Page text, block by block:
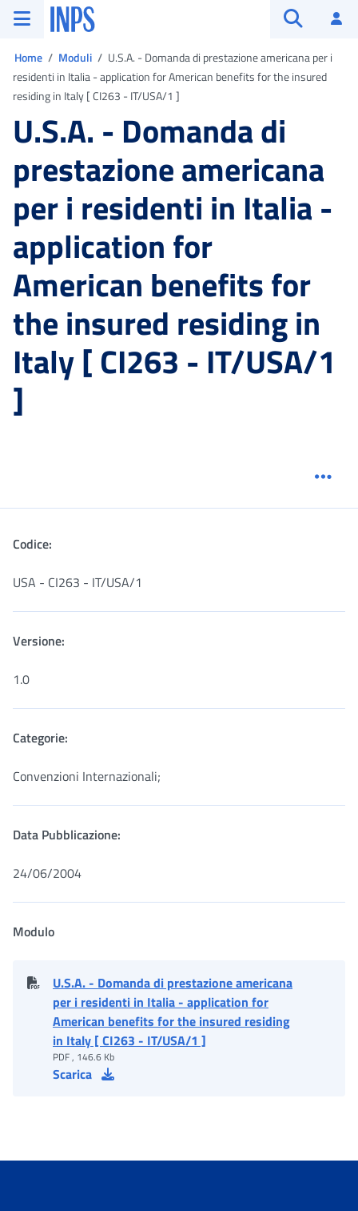
Vai al menu principale
Vai al contenuto principale
Vai al pie' di pagina
INPS ()
Home Moduli
U.S.A. - Domanda di prestazione americana per i
residenti in Italia - application for American benefits for the insured
residing in Italy [ CI263 - IT/USA/1 ]
U.S.A. - Domanda di
prestazione americana
per i residenti in Italia -
application for
American benefits for
the insured residing in
Italy [ CI263 - IT/USA/1
]
Codice:
USA - CI263 - IT/USA/1
Versione:
1.0
Categorie:
Convenzioni Internazionali;
Data Pubblicazione:
24/06/2004
Modulo
U.S.A. - Domanda di prestazione americana
per i residenti in Italia - application for
American benefits for the insured residing
in Italy [ CI263 - IT/USA/1 ]
PDF , 146.6 Kb
Scarica